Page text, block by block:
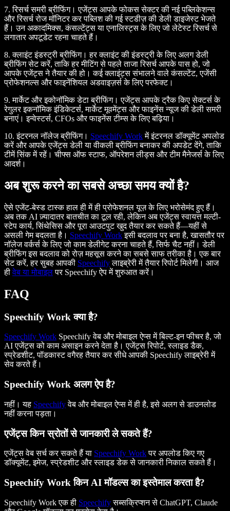
7. रिसर्च समरी ब्रीफिंग। एजेंट्स आपके फोकस सेक्टर की नई पब्लिकेशन्स
और रिसर्च रोज मॉनिटर कर पब्लिश की गई स्टडीज़ की डेली डाइजेस्ट भेजते
हैं। उन अकादमिक्स, कंसल्टेंट्स या एनालिस्ट्स के लिए जो लेटेस्ट रिसर्च से
लगातार अपटूडेट रहना चाहते हैं।
8. क्लाइंट इंडस्ट्री ब्रीफिंग। हर क्लाइंट की इंडस्ट्री के लिए अलग डेली
ब्रीफिंग सेट करें, ताकि हर मीटिंग से पहले ताजा रिसर्च आपके पास हो, जो
आपके एजेंट्स ने तैयार की हो। कई क्लाइंट्स संभालने वाले कंसल्टेंट, एजेंसी
प्रोफेशनल्स और फाइनेंशियल अडवाइज़र्स के लिए परफेक्ट।
9. मार्केट और इकोनॉमिक डेटा ब्रीफिंग। एजेंट्स आपके ट्रैक किए सेक्टर्स के
रेगुलर इकनॉमिक इंडिकेटर्स, मार्केट मूवमेंट्स और फाइनेंस न्यूज की डेली समरी
बनाएं। इन्वेस्टर्स, CFOs और फाइनेंस टीम्स के लिए बढ़िया।
10. इंटरनल नॉलेज ब्रीफिंग। Speechify Workमें इंटरनल डॉक्यूमेंट अपलोड
करें और आपके एजेंट्स डेली या वीकली ब्रीफिंग बनाकर की अपडेट देंगे, ताकि
टीमें सिंक में रहें। चीफ्स ऑफ स्टाफ, ऑपरेशन लीड्स और टीम मैनेजर्स के लिए
आदर्श।
अब शुरू करने का सबसे अच्छा समय क्यों है?
ऐसे एजेंट-बेस्ड टास्क हाल ही में ही प्रोफेशनल यूज़ के लिए भरोसेमंद हुए हैं।
अब तक AI ज़्यादातर बातचीत का टूल रही, लेकिन अब एजेंट्स स्वायत्त मल्टी-
स्टेप कार्य, सिंथेसिस और पूरा आउटपुट खुद तैयार कर सकते हैं—यहीं से
असली गेम बदलता है। Speechify Workइसी बदलाव पर बना है, खासतौर पर
नॉलेज वर्कर्स के लिए जो काम डेलीगेट करना चाहते हैं, सिर्फ चैट नहीं। डेली
ब्रीफिंग इस बदलाव को रोज़ महसूस करने का सबसे साफ तरीका है। एक बार
सेट करें, हर सुबह आपकी Speechifyलाइब्रेरी में तैयार रिपोर्ट मिलेगी। आज
हीवेब या मोबाइलपर Speechify ऐप में शुरुआत करें।
FAQ
Speechify Work क्या है?
Speechify Work Speechify वेब और मोबाइल ऐप्स में बिल्ट-इन फीचर है, जो
AI एजेंट्स को काम असाइन करने देता है। एजेंट्स रिपोर्ट, स्लाइड डैक,
स्प्रेडशीट, पॉडकास्ट वगैरह तैयार कर सीधे आपकी Speechify लाइब्रेरी में
सेव करते हैं।
Speechify Work अलग ऐप है?
नहीं। यह Speechifyवेब और मोबाइल ऐप्स में ही है, इसे अलग से डाउनलोड
नहीं करना पड़ता।
एजेंट्स किन स्रोतों से जानकारी ले सकते हैं?
एजेंट्स वेब सर्च कर सकते हैं या Speechify Workपर अपलोड किए गए
डॉक्यूमेंट, इमेज, स्प्रेडशीट और स्लाइड डेक से जानकारी निकाल सकते हैं।
Speechify Work किन AI मॉडल्स का इस्तेमाल करता है?
Speechify Work एक ही Speechifyसब्सक्रिप्शन से ChatGPT, Claude